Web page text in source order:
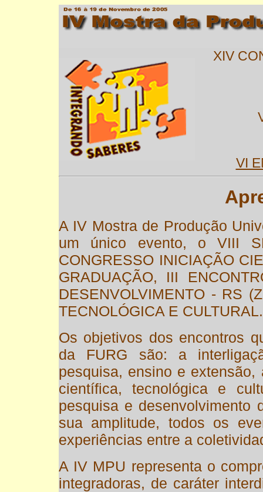
XIV
VI
A IV Mostra de Produção
um único evento, o VIII
CONGRESSO INICIAÇÃO
GRADUAÇÃO, III
DESENVOLVIMENTO - RS
TECNOLÓGICA E CULTURAL.
Os objetivos dos encontros
da FURG são: a
pesquisa, ensino e
científica, tecnológica e
pesquisa e desenvolvimento
sua amplitude, todos os
experiências entre a
A IV MPU representa o
integradoras, de caráter